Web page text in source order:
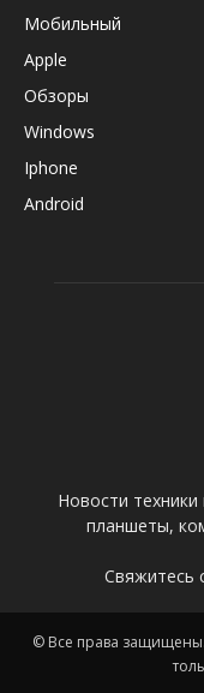
Мобильный
Apple
Обзоры
Windows
Iphone
Android
Новости
планшеты,
Свяжитесь
© Все права